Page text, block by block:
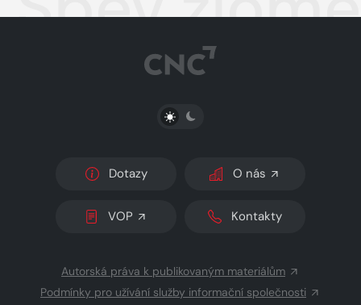
PŘEPNOUT SVĚTLÝ/TMAVÝ REŽIM
Dotazy O nás
VOP Kontakty
Autorská práva k publikovaným materiálům
Podmínky pro užívání služby informační společnosti